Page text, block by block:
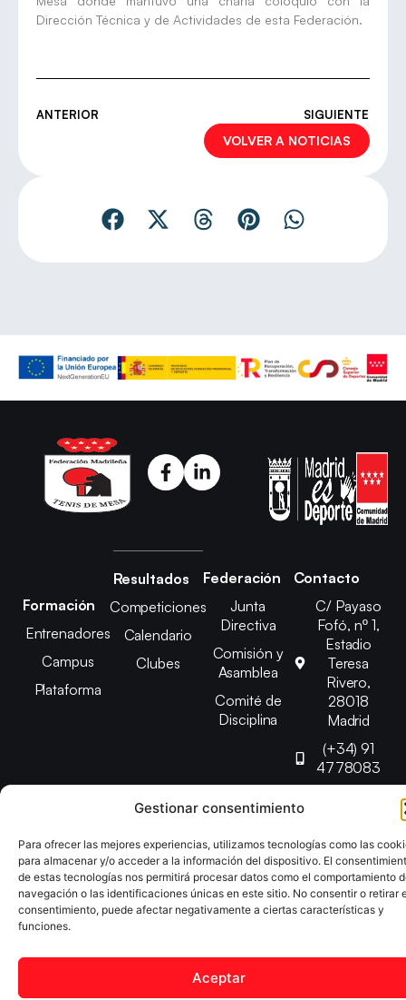
Gestionar consentimiento
Para ofrecer las mejores experiencias, utilizamos tecnologías como las
para almacenar y/o acceder a la información del dispositivo. El
de estas tecnologías nos permitirá procesar datos como el comportamiento
navegación o las identificaciones únicas en este sitio. No consentir o retirar
consentimiento, puede afectar negativamente a ciertas características y
funciones.
Aceptar
Dirección Técnica y de Actividades de esta Federación.
ANTERIOR SIGUIENTE
VOLVER A NOTICIAS
Formación
Entrenadores
Campus
Plataforma
Resultados
Competiciones
Calendario
Clubes
Federación
Junta
Directiva
Comisión y
Asamblea
Comité de
Disciplina
Contacto
C/ Payaso
Fofó, nº 1,
Estadio
Teresa
Rivero,
28018
Madrid
(+34) 91
4778083
Copyright © 2025 Federación Madrileña de Tenis de Mesa |
Desarrollado por
TOOOLS
Aviso Legal Política de Cookies